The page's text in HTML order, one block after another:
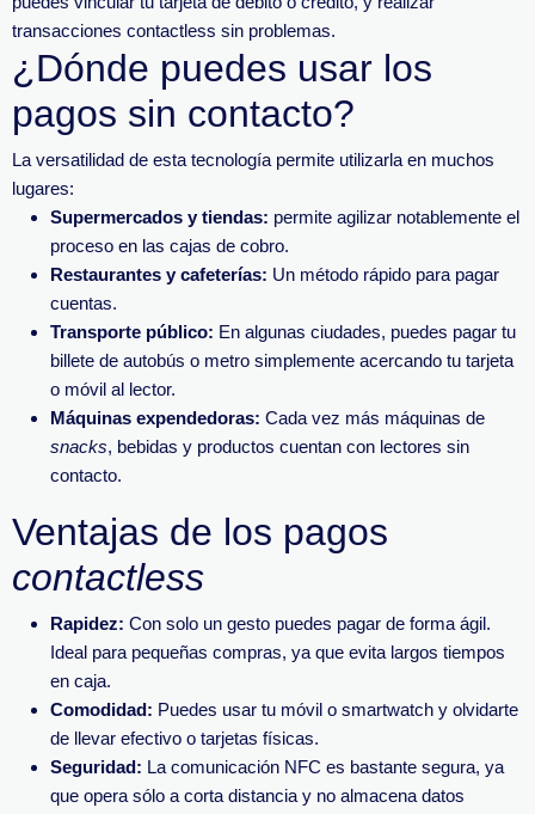
transacciones contactless sin problemas.
¿Dónde puedes usar los
pagos sin contacto?
La versatilidad de esta tecnología permite utilizarla en muchos
lugares:
Supermercados y tiendas: permite agilizar notablemente el
proceso en las cajas de cobro.
Restaurantes y cafeterías: Un método rápido para pagar
cuentas.
Transporte público: En algunas ciudades, puedes pagar tu
billete de autobús o metro simplemente acercando tu tarjeta
o móvil al lector.
Máquinas expendedoras: Cada vez más máquinas de
snacks, bebidas y productos cuentan con lectores sin
contacto.
Ventajas de los pagos
contactless
Rapidez: Con solo un gesto puedes pagar de forma ágil.
Ideal para pequeñas compras, ya que evita largos tiempos
en caja.
Comodidad: Puedes usar tu móvil o smartwatch y olvidarte
de llevar efectivo o tarjetas físicas.
Seguridad: La comunicación NFC es bastante segura, ya
que opera sólo a corta distancia y no almacena datos